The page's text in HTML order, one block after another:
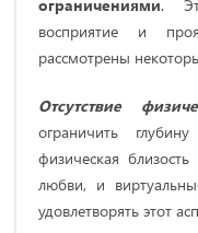
ограничениями.
восприятие и
рассмотрены
Отсутствие
ограничить
физическая
любви, и
удовлетворять этот